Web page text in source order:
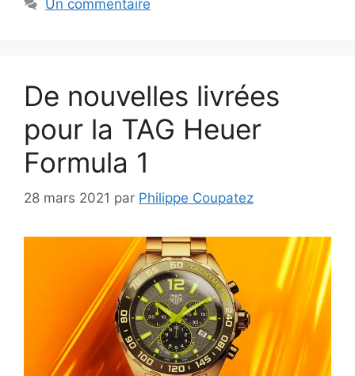
Un commentaire
De nouvelles livrées
pour la TAG Heuer
Formula 1
28 mars 2021 par Philippe Coupatez